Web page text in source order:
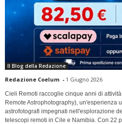
Il Blog della Redazione
Redazione Coelum - 1 Giugno 2026
Cieli Remoti raccoglie cinque anni di
Remote Astrophotography), un'esperienza
astrofotografi impegnati nell'esplorazione
telescopi remoti in Cile e Namibia. Con 22